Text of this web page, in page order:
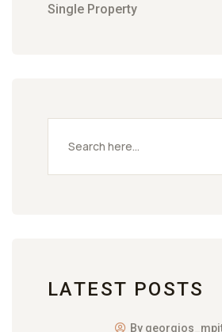
Single Property
LATEST POSTS
By